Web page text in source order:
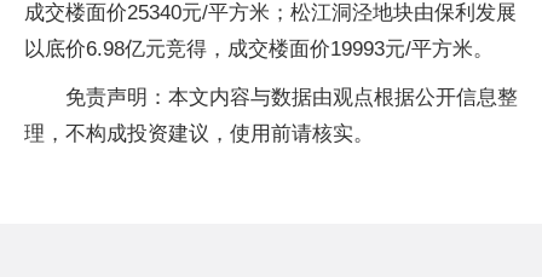
成交楼面价25340元/平方米；松江洞泾地块由保利发展
以底价6.98亿元竞得，成交楼面价19993元/平方米。
免责声明：本文内容与数据由观点根据公开信息整
理，不构成投资建议，使用前请核实。